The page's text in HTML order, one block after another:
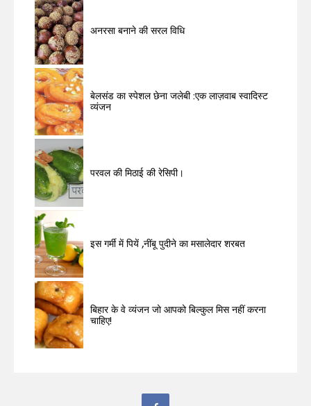
अनरसा बनाने की सरल विधि
बेलसंड का स्पेशल छेना जलेबी :एक लाज़वाब स्वादिस्ट
व्यंजन
परवल की मिठाई की रेसिपी।
इस गर्मी में पियें ,नींबू पुदीने का मसालेदार शरबत
बिहार के वे व्यंजन जो आपको बिल्कुल मिस नहीं करना
चाहिए!